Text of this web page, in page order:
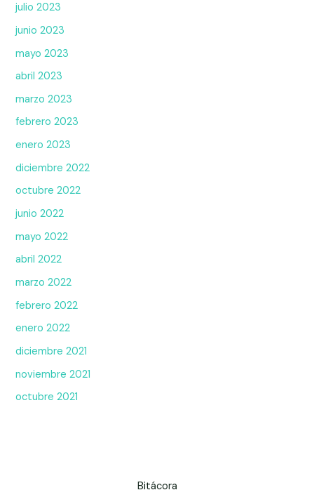
julio 2023
junio 2023
mayo 2023
abril 2023
marzo 2023
febrero 2023
enero 2023
diciembre 2022
octubre 2022
junio 2022
mayo 2022
abril 2022
marzo 2022
febrero 2022
enero 2022
diciembre 2021
noviembre 2021
octubre 2021
Bitácora